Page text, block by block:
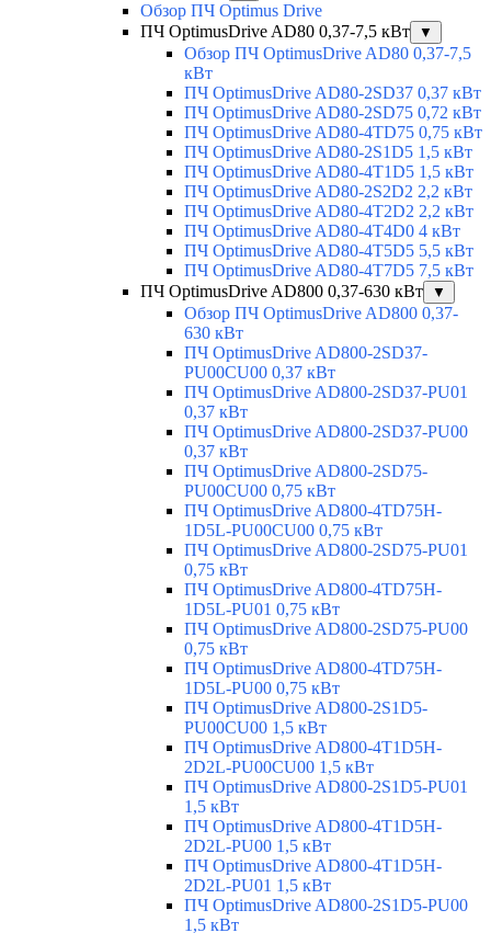
Обзор ПЧ Optimus Drive
ПЧ OptimusDrive AD80 0,37-7,5 кВт
▼
Обзор ПЧ OptimusDrive AD80 0,37-7,5
кВт
ПЧ OptimusDrive AD80-2SD37 0,37 кВт
ПЧ OptimusDrive AD80-2SD75 0,72 кВт
ПЧ OptimusDrive AD80-4TD75 0,75 кВт
ПЧ OptimusDrive AD80-2S1D5 1,5 кВт
ПЧ OptimusDrive AD80-4T1D5 1,5 кВт
ПЧ OptimusDrive AD80-2S2D2 2,2 кВт
ПЧ OptimusDrive AD80-4T2D2 2,2 кВт
ПЧ OptimusDrive AD80-4T4D0 4 кВт
ПЧ OptimusDrive AD80-4T5D5 5,5 кВт
ПЧ OptimusDrive AD80-4T7D5 7,5 кВт
ПЧ OptimusDrive AD800 0,37-630 кВт
▼
Обзор ПЧ OptimusDrive AD800 0,37-
630 кВт
ПЧ OptimusDrive AD800-2SD37-
PU00CU00 0,37 кВт
ПЧ OptimusDrive AD800-2SD37-PU01
0,37 кВт
ПЧ OptimusDrive AD800-2SD37-PU00
0,37 кВт
ПЧ OptimusDrive AD800-2SD75-
PU00CU00 0,75 кВт
ПЧ OptimusDrive AD800-4TD75H-
1D5L-PU00CU00 0,75 кВт
ПЧ OptimusDrive AD800-2SD75-PU01
0,75 кВт
ПЧ OptimusDrive AD800-4TD75H-
1D5L-PU01 0,75 кВт
ПЧ OptimusDrive AD800-2SD75-PU00
0,75 кВт
ПЧ OptimusDrive AD800-4TD75H-
1D5L-PU00 0,75 кВт
ПЧ OptimusDrive AD800-2S1D5-
PU00CU00 1,5 кВт
ПЧ OptimusDrive AD800-4T1D5H-
2D2L-PU00CU00 1,5 кВт
ПЧ OptimusDrive AD800-2S1D5-PU01
1,5 кВт
ПЧ OptimusDrive AD800-4T1D5H-
2D2L-PU00 1,5 кВт
ПЧ OptimusDrive AD800-4T1D5H-
2D2L-PU01 1,5 кВт
ПЧ OptimusDrive AD800-2S1D5-PU00
1,5 кВт